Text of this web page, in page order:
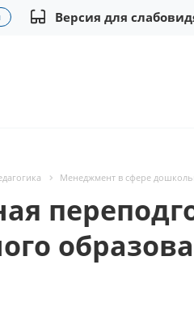
Версия для
Менеджмент в сфере